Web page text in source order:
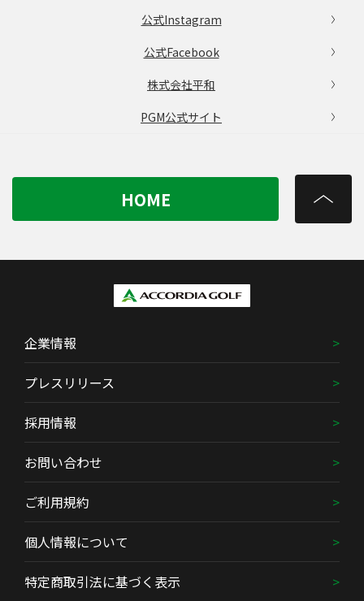
公式Instagram
公式Facebook
株式会社平和
PGM公式サイト
HOME
企業情報
プレスリリース
採用情報
お問い合わせ
ご利用規約
個人情報について
特定商取引法に基づく表示